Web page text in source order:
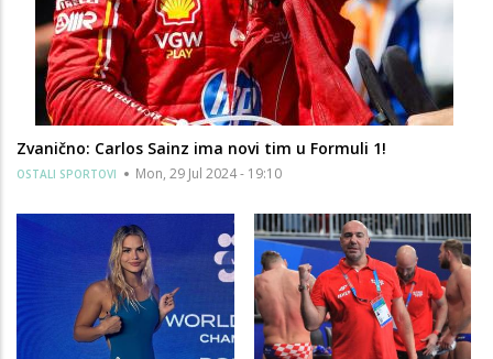
Zvanično: Carlos Sainz ima novi tim u Formuli 1!
OSTALI SPORTOVI Mon, 29 Jul 2024 - 19:10